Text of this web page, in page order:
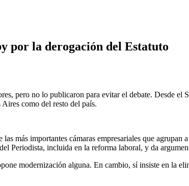
por la derogación del Estatuto
pero no lo publicaron para evitar el debate. Desde
como del resto del país.
más importantes cámaras empresariales que agrupan
Periodista, incluida en la reforma laboral, y da
modernización alguna. En cambio, sí insiste en la